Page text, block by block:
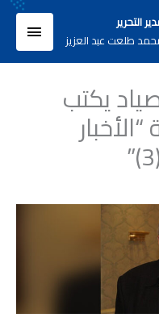
التحرير
طلعت عبد العزيز
يكتب